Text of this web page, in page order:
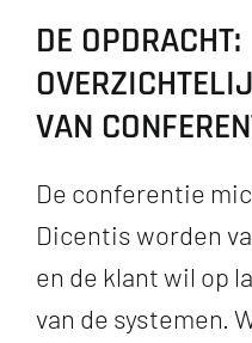
DE OPDRACHT:
VAN
De conferentie
Dicentis worden
en de klant wil op
van de systemen.